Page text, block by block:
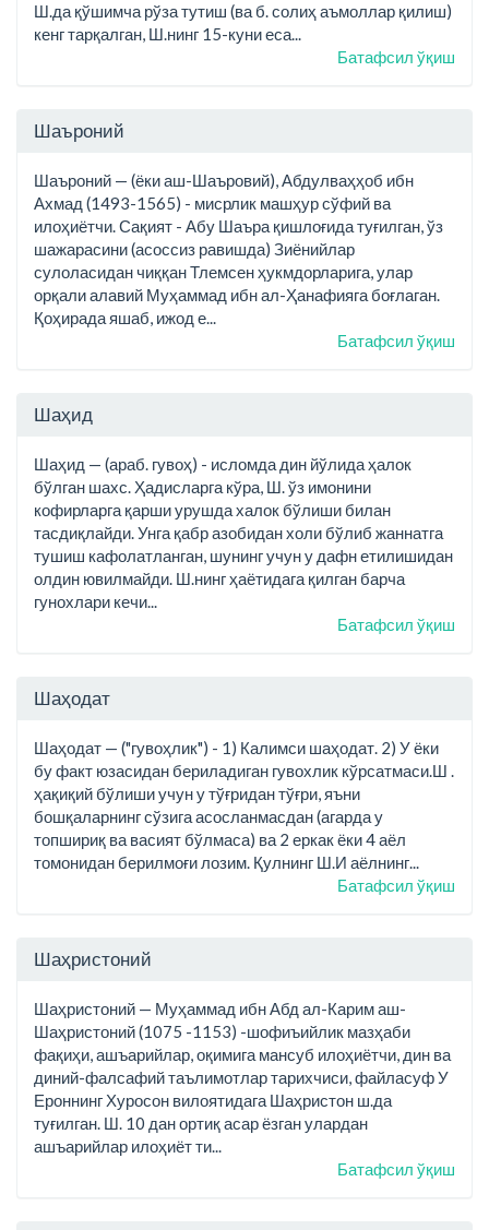
Ш.да қўшимча рўза тутиш (ва б. солиҳ аъмоллар қилиш)
кенг тарқалган, Ш.нинг 15-куни еса...
Батафсил ўқиш
Шаъроний
Шаъроний — (ёки аш-Шаъровий), Абдулваҳҳоб ибн
Ахмад (1493-1565) - мисрлик машҳур сўфий ва
илоҳиётчи. Сақият - Абу Шаъра қишлоғида туғилган, ўз
шажарасини (асоссиз равишда) Зиёнийлар
сулоласидан чиққан Тлемсен ҳукмдорларига, улар
орқали алавий Муҳаммад ибн ал-Ҳанафияга боғлаган.
Қоҳирада яшаб, ижод е...
Батафсил ўқиш
Шаҳид
Шаҳид — (араб. гувоҳ) - исломда дин йўлида ҳалок
бўлган шахс. Ҳадисларга кўра, Ш. ўз имонини
кофирларга қарши урушда халок бўлиши билан
тасдиқлайди. Унга қабр азобидан холи бўлиб жаннатга
тушиш кафолатланган, шунинг учун у дафн етилишидан
олдин ювилмайди. Ш.нинг ҳаётидага қилган барча
гунохлари кечи...
Батафсил ўқиш
Шаҳодат
Шаҳодат — ("гувоҳлик") - 1) Калимси шаҳодат. 2) У ёки
бу факт юзасидан бериладиган гувохлик кўрсатмаси.Ш .
ҳақиқий бўлиши учун у тўғридан тўғри, яъни
бошқаларнинг сўзига асосланмасдан (агарда у
топшириқ ва васият бўлмаса) ва 2 еркак ёки 4 аёл
томонидан берилмоғи лозим. Қулнинг Ш.И аёлнинг...
Батафсил ўқиш
Шаҳристоний
Шаҳристоний — Муҳаммад ибн Абд ал-Карим аш-
Шаҳристоний (1075 -1153) -шофиъийлик мазҳаби
фақиҳи, ашъарийлар, оқимига мансуб илоҳиётчи, дин ва
диний-фалсафий таълимотлар тарихчиси, файласуф У
Ероннинг Хуросон вилоятидага Шаҳристон ш.да
туғилган. Ш. 10 дан ортиқ асар ёзган улардан
ашъарийлар илоҳиёт ти...
Батафсил ўқиш